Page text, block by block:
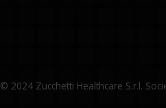
© 2024 Zucchetti Healthcare S.r.l.